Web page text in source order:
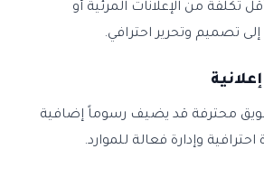
تكلفة من الإعلانات المرئية أو
إلى تصميم وتحرير احترافي.
محترفة قد يضيف رسوماً إضافية
وإدارة فعالة للموارد.